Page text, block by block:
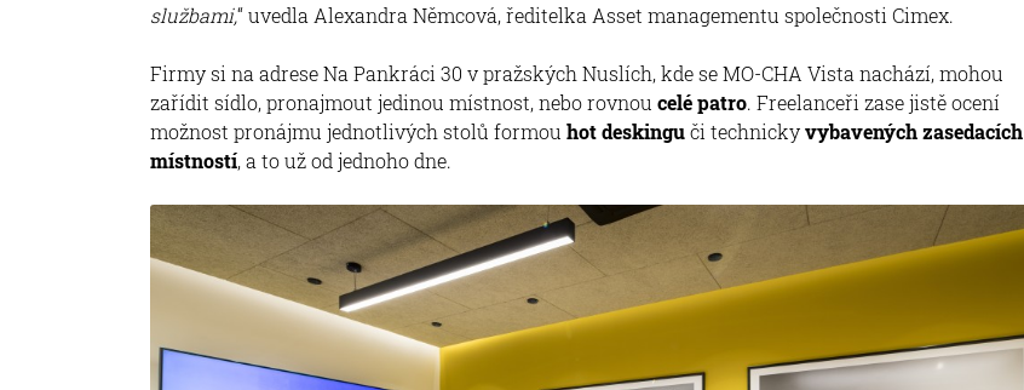
službami,“ uvedla Alexandra Němcová, ředitelka Asset managementu společnosti Cimex.
Firmy si na adrese Na Pankráci 30 v pražských Nuslích, kde se MO-CHA Vista nachází, mohou
zařídit sídlo, pronajmout jedinou místnost, nebo rovnou celé patro. Freelanceři zase jistě ocení
možnost pronájmu jednotlivých stolů formou hot deskinguči technickyvybavených zasedacích
místností, a to už od jednoho dne.